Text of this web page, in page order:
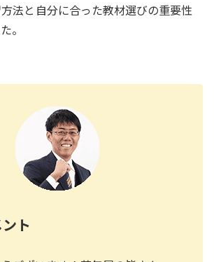
法と自分に合った教材選びの重要性
。
ト